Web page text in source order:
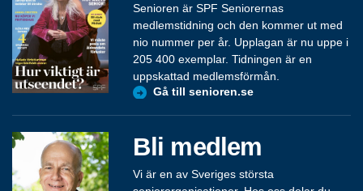
Senioren är SPF Seniorernas
medlemstidning och den kommer ut med
nio nummer per år. Upplagan är nu uppe i
205 400 exemplar. Tidningen är en
uppskattad medlemsförmån.
Gå till senioren.se
Bli medlem
Vi är en av Sveriges största